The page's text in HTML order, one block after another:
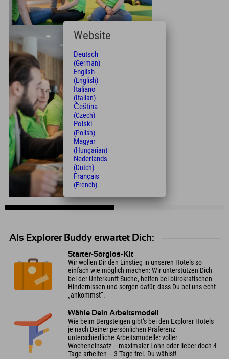
Als Explorer Buddy erwartet Dich:
Starter-Sorglos-Kit
Wir wollen Dir den Einstieg in unseren Hotels so
einfach wie möglich machen: Wir unterstützen Dich
bei der Unterkunft-Suche, helfen bei bürokratischen
Hindernissen und sorgen dafür, dass Du bei uns echt
„ankommst“.
Wähle Dein Arbeitsmodell
Wie beim Bergsteigen gibt‘s bei den Explorer Hotels
je nach Deiner persönlichen Präferenz
unterschiedliche Arbeitsmodelle: voller
Wocheneinsatz – maximaler Lohn oder lieber doch 4
Tage arbeiten – 3 Tage frei. Du wählst!
Website
Deutsch
(German)
English
(English)
Italiano
(Italian)
Čeština
(Czech)
Polski
(Polish)
Magyar
(Hungarian)
Nederlands
(Dutch)
Français
(French)